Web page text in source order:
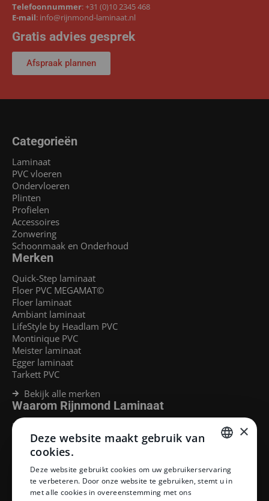
Telefoonnummer:+31 (0)10 2345 468
E-mail: info@rijnmond-laminaat.nl
Gratis advies gesprek
Afspraak plannen
Categorieën
Laminaat
PVC vloeren
Ondervloeren
Plinten
Profielen
Accessoires
Zonwering
Schoonmaak en Onderhoud
Merken
Quick-Step laminaat
Floer PVC MEGAMAT©
Floer laminaat
Ambiant laminaat
LifeStyle by Headlam PVC
Montinique PVC
Meister laminaat
Egger laminaat
Tarkett PVC
Bekijk alle merken
Waarom Rijnmond Laminaat
Legservice
Laminaat Capelle aan den Ijssel
Laminaat voor vloerverwarming
Klantenservice
Betaalmethoden
DUTCH
×
Deze website maakt gebruik van
cookies.
Deze website gebruikt cookies om uw gebruikerservaring
te verbeteren. Door onze website te gebruiken, stemt u in
met alle cookies in overeenstemming met ons